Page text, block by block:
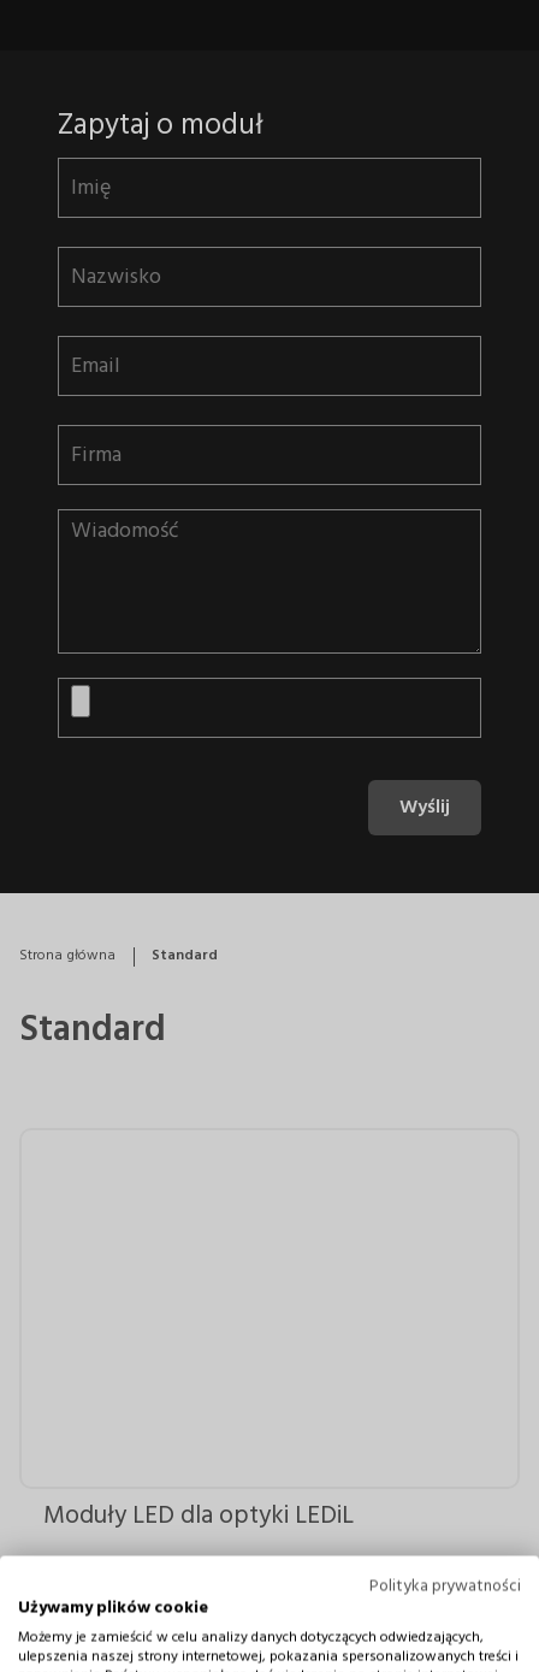
Zapytaj o moduł
Wyślij
Strona główna Standard
Standard
Moduły LED dla optyki LEDiL
Polityka prywatności
Używamy plików cookie
Możemy je zamieścić w celu analizy danych dotyczących odwiedzających,
ulepszenia naszej strony internetowej, pokazania spersonalizowanych treści i